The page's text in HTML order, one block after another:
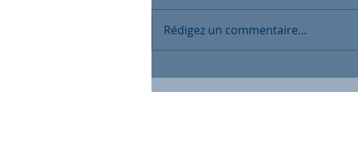
Rédigez un commentaire...